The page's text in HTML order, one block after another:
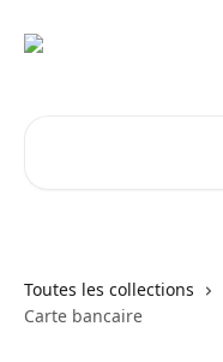
Toutes les collections
Carte bancaire